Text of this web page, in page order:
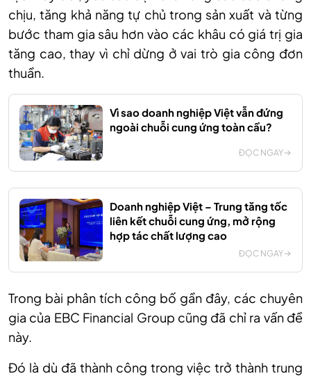
chịu, tăng khả năng tự chủ trong sản xuất và từng
bước tham gia sâu hơn vào các khâu có giá trị gia
tăng cao, thay vì chỉ dừng ở vai trò gia công đơn
thuần.
Vì sao doanh nghiệp Việt vẫn đứng
ngoài chuỗi cung ứng toàn cầu?
ĐỌC NGAY
Doanh nghiệp Việt – Trung tăng tốc
liên kết chuỗi cung ứng, mở rộng
hợp tác chất lượng cao
ĐỌC NGAY
Trong bài phân tích công bố gần đây, các chuyên
gia của EBC Financial Group cũng đã chỉ ra vấn đề
này.
Đó là dù đã thành công trong việc trở thành trung